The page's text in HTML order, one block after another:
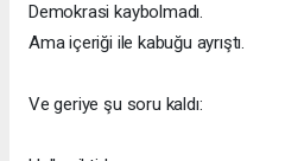
Demokrasi kaybolmadı.
Ama içeriği ile kabuğu ayrıştı.
Ve geriye şu soru kaldı: